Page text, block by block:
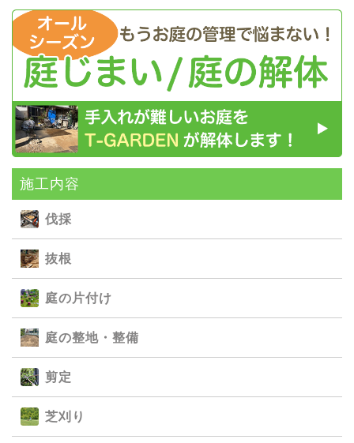
施⼯内容
伐採
抜根
庭の⽚付け
庭の整地・整備
剪定
芝刈り